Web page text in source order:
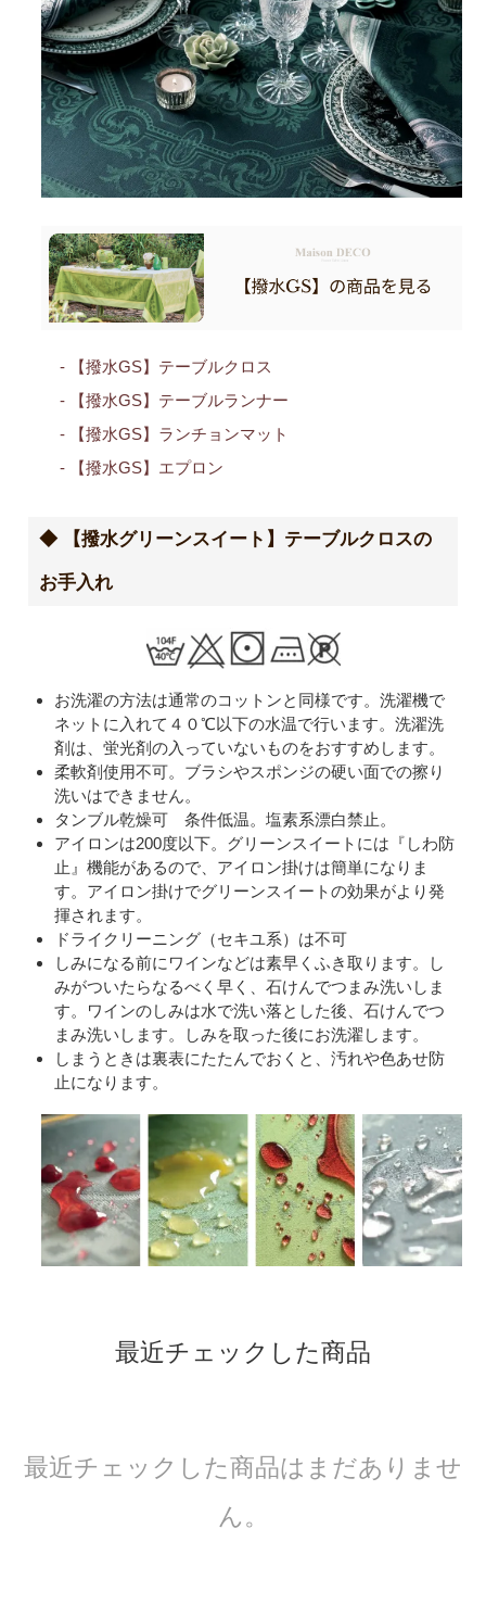
- 【撥水GS】テーブルクロス
- 【撥水GS】テーブルランナー
- 【撥水GS】ランチョンマット
- 【撥水GS】エプロン
◆ 【撥水グリーンスイート】テーブルクロスの
お手入れ
お洗濯の方法は通常のコットンと同様です。洗濯機で
ネットに入れて４０℃以下の水温で行います。洗濯洗
剤は、蛍光剤の入っていないものをおすすめします。
柔軟剤使用不可。ブラシやスポンジの硬い面での擦り
洗いはできません。
タンブル乾燥可 条件低温。塩素系漂白禁止。
アイロンは200度以下。グリーンスイートには『しわ防
止』機能があるので、アイロン掛けは簡単になりま
す。アイロン掛けでグリーンスイートの効果がより発
揮されます。
ドライクリーニング（セキユ系）は不可
しみになる前にワインなどは素早くふき取ります。し
みがついたらなるべく早く、石けんでつまみ洗いしま
す。ワインのしみは水で洗い落とした後、石けんでつ
まみ洗いします。しみを取った後にお洗濯します。
しまうときは裏表にたたんでおくと、汚れや色あせ防
止になります。
最近チェックした商品
最近チェックした商品はまだありませ
ん。